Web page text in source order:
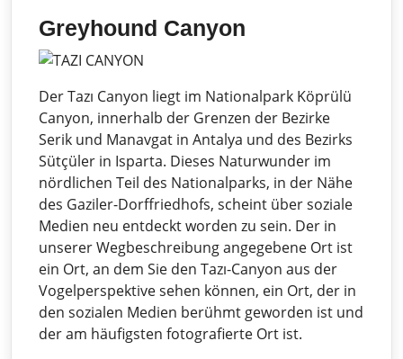
Greyhound Canyon
Der Tazı Canyon liegt im Nationalpark Köprülü
Canyon, innerhalb der Grenzen der Bezirke
Serik und Manavgat in Antalya und des Bezirks
Sütçüler in Isparta. Dieses Naturwunder im
nördlichen Teil des Nationalparks, in der Nähe
des Gaziler-Dorffriedhofs, scheint über soziale
Medien neu entdeckt worden zu sein. Der in
unserer Wegbeschreibung angegebene Ort ist
ein Ort, an dem Sie den Tazı-Canyon aus der
Vogelperspektive sehen können, ein Ort, der in
den sozialen Medien berühmt geworden ist und
der am häufigsten fotografierte Ort ist.